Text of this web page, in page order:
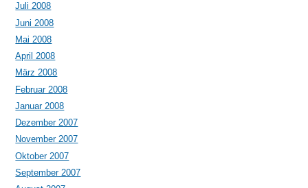
Juli 2008
Juni 2008
Mai 2008
April 2008
März 2008
Februar 2008
Januar 2008
Dezember 2007
November 2007
Oktober 2007
September 2007